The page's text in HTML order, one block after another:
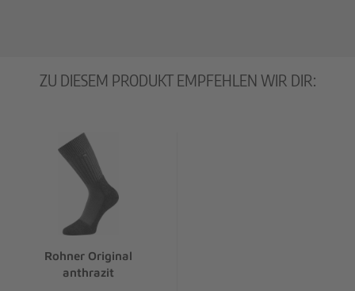
ZU DIESEM PRODUKT EMPFEHLEN WIR DIR:
Rohner Original
anthrazit